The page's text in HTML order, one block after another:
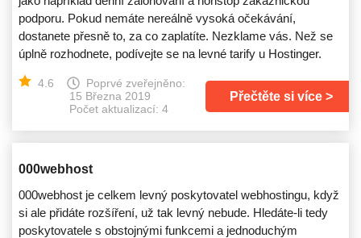
podporu. Pokud nemáte nereálně vysoká očekávání,
dostanete přesně to, za co zaplatíte. Nezklame vás. Než se
úplně rozhodnete, podívejte se na levné tarify u Hostinger.
4.6
Poprvé zveřejněno:
15 Března 2019
Počet aktualizací: 4
Přečtěte si více
000webhost
000webhost je celkem levný poskytovatel webhostingu, když
si ale přidáte rozšíření, už tak levný nebude. Hledáte-li tedy
poskytovatele s obstojnými funkcemi a jednoduchým